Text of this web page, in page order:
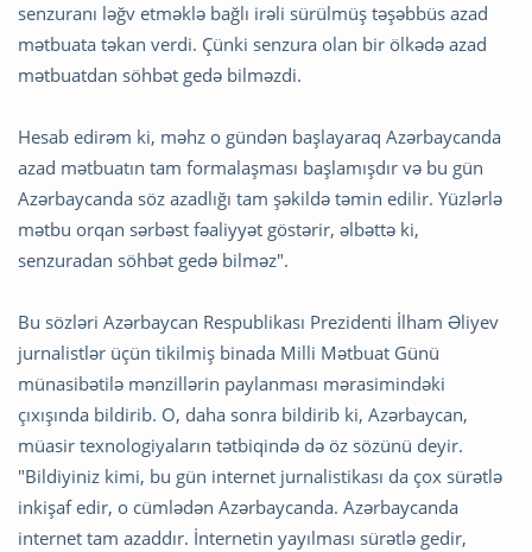
senzuranı ləğv etməklə bağlı irəli sürülmüş təşəbbüs azad
mətbuata təkan verdi. Çünki senzura olan bir ölkədə azad
mətbuatdan söhbət gedə bilməzdi.
Hesab edirəm ki, məhz o gündən başlayaraq Azərbaycanda
azad mətbuatın tam formalaşması başlamışdır və bu gün
Azərbaycanda söz azadlığı tam şəkildə təmin edilir. Yüzlərlə
mətbu orqan sərbəst fəaliyyət göstərir, əlbəttə ki,
senzuradan söhbət gedə bilməz".
Bu sözləri Azərbaycan Respublikası Prezidenti İlham Əliyev
jurnalistlər üçün tikilmiş binada Milli Mətbuat Günü
münasibətilə mənzillərin paylanması mərasimindəki
çıxışında bildirib. O, daha sonra bildirib ki, Azərbaycan,
müasir texnologiyaların tətbiqində də öz sözünü deyir.
"Bildiyiniz kimi, bu gün internet jurnalistikası da çox sürətlə
inkişaf edir, o cümlədən Azərbaycanda. Azərbaycanda
internet tam azaddır. İnternetin yayılması sürətlə gedir,